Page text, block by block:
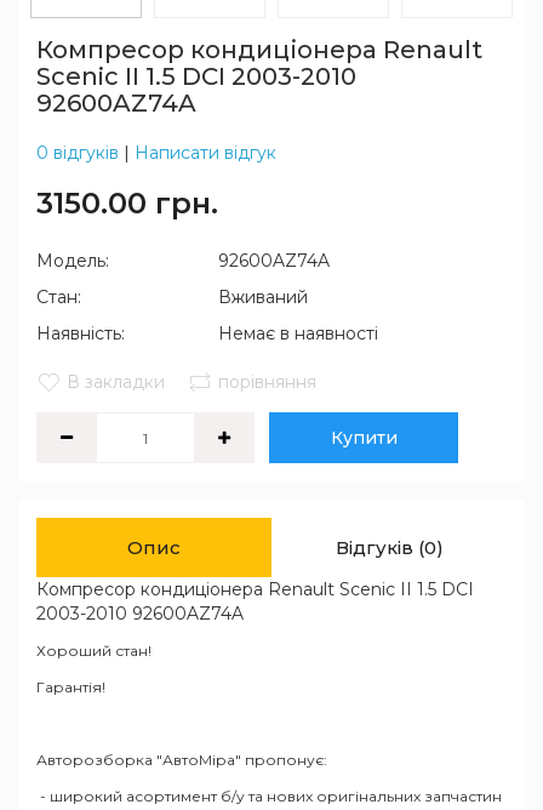
Компресор кондиціонера Renault
Scenic II 1.5 DCI 2003-2010
92600AZ74A
0 відгуків | Написати відгук
3150.00 грн.
Модель:
92600AZ74A
Стан:
Вживаний
Наявність:
Немає в наявності
В закладки порівняння
Купити
Опис Відгуків (0)
Компресор кондиціонера Renault Scenic II 1.5 DCI
2003-2010 92600AZ74A
Хороший стан!
Гарантія!
Авторозборка "АвтоМіра" пропонує:
- широкий асортимент б/у та нових оригінальних запчастин